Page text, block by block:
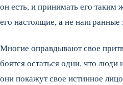
он есть, и принимать его
его настоящие, а не
Многие оправдывают свое
боятся остаться одни, что люди
они покажут свое истинное